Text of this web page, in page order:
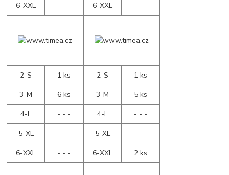
6-XXL
- - -
6-XXL
- - -
2-S
1 ks
3-M
6 ks
4-L
- - -
5-XL
- - -
6-XXL
- - -
2-S
1 ks
3-M
5 ks
4-L
- - -
5-XL
- - -
6-XXL
2 ks